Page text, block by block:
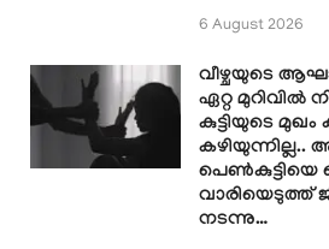
6 August 2026
വീഴ്ചയുടെ
ഏറ്റ മുറിവിൽ
കുട്ടിയുടെ
വാരിയെടുത്ത്
നടന്നു…